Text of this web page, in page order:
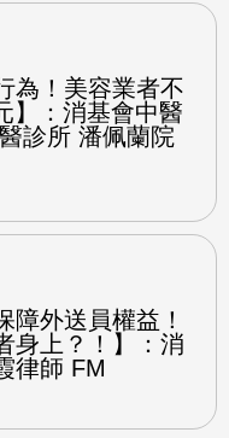
為！美容業者不
】：消基會中醫
診所 潘佩蘭院
障外送員權益！
身上？！】：消
律師 FM